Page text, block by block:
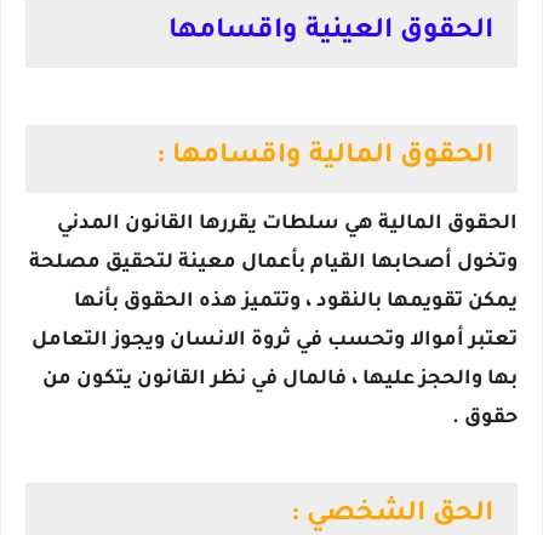
الحقوق العينية واقسامها
الحقوق المالية واقسامها :
الحقوق المالية هي سلطات يقررها القانون المدني
وتخول أصحابها القيام بأعمال معينة لتحقيق مصلحة
يمكن تقويمها بالنقود ، وتتميز هذه الحقوق بأنها
تعتبر أموالا وتحسب في ثروة الانسان ويجوز التعامل
بها والحجز عليها ، فالمال في نظر القانون يتكون من
حقوق .
الحق الشخصي :